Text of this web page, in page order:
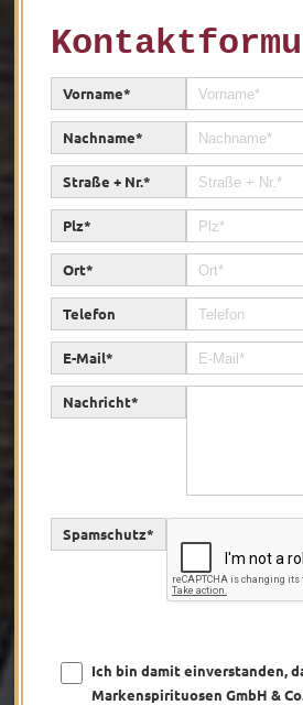
Kontakt
Bereiche
Tradition Präsente
Ossenkämper Oechelhaeuser
Copa Sol
Vorname*
Nachname*
Straße + Nr.*
Plz*
Ort*
Telefon
E-Mail*
Nachricht*
Spamschutz*
Ich bin damit einverstanden,
Markenspirituosen GmbH &